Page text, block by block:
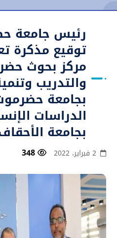
رئيس جامعة
توقيع مذكرة
مركز بحوث
والتدريب
بجامعة
الدراسات
بجامعة
2 فبراير، 2022 348